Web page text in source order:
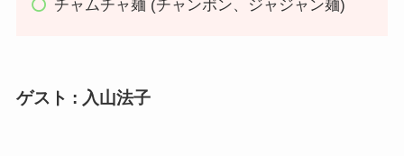
チャムチャ麺 (チャンポン、ジャジャン麺)
ゲスト : 入山法子